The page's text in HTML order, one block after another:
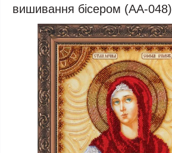
вишивання бісером (АА-048)